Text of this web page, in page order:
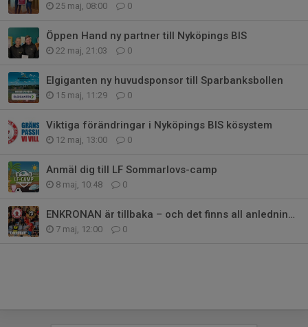
25 maj, 08:00 0
Öppen Hand ny partner till Nyköpings BIS
22 maj, 21:03 0
Elgiganten ny huvudsponsor till Sparbanksbollen
15 maj, 11:29 0
Viktiga förändringar i Nyköpings BIS kösystem
12 maj, 13:00 0
Anmäl dig till LF Sommarlovs-camp
8 maj, 10:48 0
ENKRONAN är tillbaka – och det finns all anledning att fira!
7 maj, 12:00 0